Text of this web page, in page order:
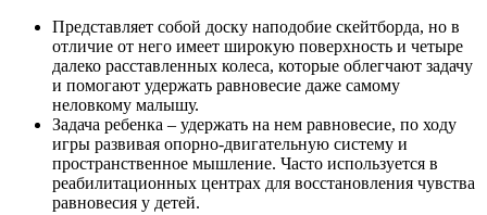
Представляет собой доску наподобие скейтборда, но в
отличие от него имеет широкую поверхность и четыре
далеко расставленных колеса, которые облегчают задачу
и помогают удержать равновесие даже самому
неловкому малышу.
Задача ребенка – удержать на нем равновесие, по ходу
игры развивая опорно-двигательную систему и
пространственное мышление. Часто используется в
реабилитационных центрах для восстановления чувства
равновесия у детей.